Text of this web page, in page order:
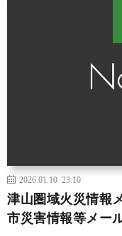
2026.01.10 23:10
津山圏域火災情報
市災害情報等メー